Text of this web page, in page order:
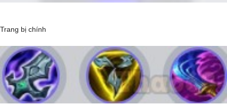
Trang bị chính